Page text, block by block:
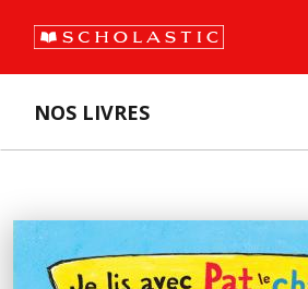
NOS LIVRES